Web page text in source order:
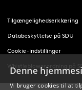
Tilgængelighedserklæring
Databeskyttelse på SDU
Cookie-indstillinger
Whistleblowerordning på
Denne
Vi bruger cookies til at